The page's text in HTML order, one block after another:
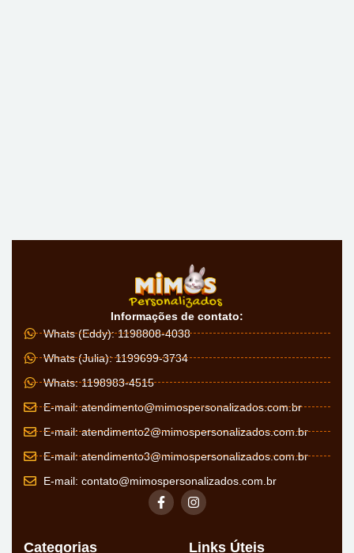
Informações de contato:
Whats (Eddy): 1198808-4038
Whats (Julia): 1199699-3734
Whats: 1198983-4515
E-mail:atendimento@mimospersonalizados.com.br
E-mail:atendimento2@mimospersonalizados.com.br
E-mail:atendimento3@mimospersonalizados.com.br
E-mail: contato@mimospersonalizados.com.br
Categorias Links Úteis